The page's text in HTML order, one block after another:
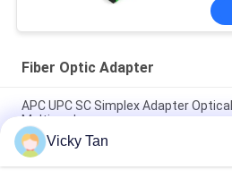
Fiber Optic Adapter
APC UPC SC Simplex Adapter
Multimode
SC Type Simplex APC UPC Fiber
FTTH FTTX
Vicky Tan